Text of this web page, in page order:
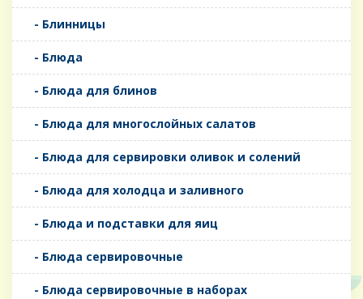
- Блинницы
- Блюда
- Блюда для блинов
- Блюда для многослойных салатов
- Блюда для сервировки оливок и солений
- Блюда для холодца и заливного
- Блюда и подставки для яиц
- Блюда сервировочные
- Блюда сервировочные в наборах